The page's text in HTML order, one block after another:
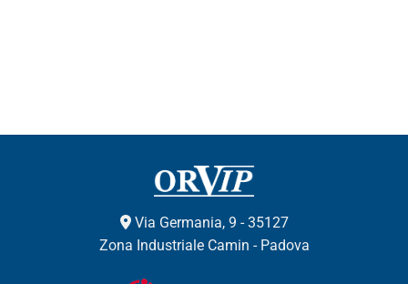
Via Germania, 9 - 35127
Zona Industriale Camin - Padova